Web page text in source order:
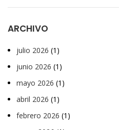
ARCHIVO
julio 2026 (1)
junio 2026 (1)
mayo 2026 (1)
abril 2026 (1)
febrero 2026 (1)